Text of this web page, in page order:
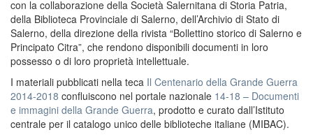
con la collaborazione della Società Salernitana di Storia Patria,
della Biblioteca Provinciale di Salerno, dell’Archivio di Stato di
Salerno, della direzione della rivista “Bollettino storico di Salerno e
Principato Citra”, che rendono disponibili documenti in loro
possesso o di loro proprietà intellettuale.
I materiali pubblicati nella teca Il Centenario della Grande Guerra
2014-2018 confluiscono nel portale nazionale 14-18 – Documenti
e immagini della Grande Guerra, prodotto e curato dall’Istituto
centrale per il catalogo unico delle biblioteche italiane (MIBAC).